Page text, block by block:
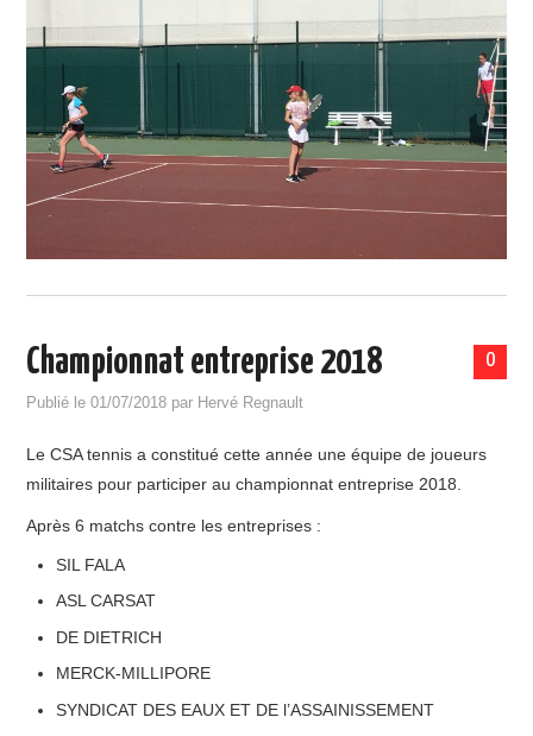
0
Championnat entreprise 2018
Publié le01/07/2018 par Hervé Regnault
Le CSA tennis a constitué cette année une équipe de joueurs
militaires pour participer au championnat entreprise 2018.
Après 6 matchs contre les entreprises :
SIL FALA
ASL CARSAT
DE DIETRICH
MERCK-MILLIPORE
SYNDICAT DES EAUX ET DE l’ASSAINISSEMENT